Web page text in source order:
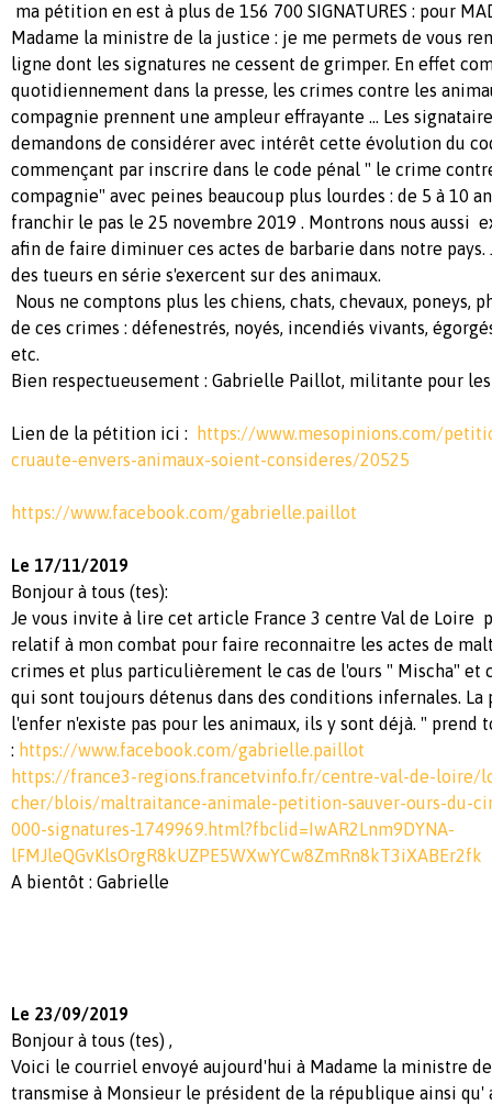
ma pétition en est à plus de 156 700 SIGNATURES : pour
Madame la ministre de la justice : je me permets de vous
ligne dont les signatures ne cessent de grimper. En effet
quotidiennement dans la presse, les crimes contre les
compagnie prennent une ampleur effrayante ... Les
demandons de considérer avec intérêt cette évolution du
commençant par inscrire dans le code pénal " le crime
compagnie" avec peines beaucoup plus lourdes : de 5 à 10
franchir le pas le 25 novembre 2019 . Montrons nous aussi
afin de faire diminuer ces actes de barbarie dans notre pays.
des tueurs en série s'exercent sur des animaux.
Nous ne comptons plus les chiens, chats, chevaux, poneys,
de ces crimes : défenestrés, noyés, incendiés vivants,
etc.
Bien respectueusement : Gabrielle Paillot, militante pour
Lien de la pétition ici :
https://www.mesopinions.com/
cruaute-envers-animaux-soient-consideres/20525
https://www.facebook.com/gabrielle.paillot
Le 17/11/2019
Bonjour à tous (tes):
Je vous invite à lire cet article France 3 centre Val de Loire
relatif à mon combat pour faire reconnaitre les actes de
crimes et plus particulièrement le cas de l'ours " Mischa" et
qui sont toujours détenus dans des conditions infernales. La
l'enfer n'existe pas pour les animaux, ils y sont déjà. " prend
: https://www.facebook.com/gabrielle.paillot
https://france3-regions.francetvinfo.fr/centre-val-de-loire/
cher/blois/maltraitance-animale-petition-sauver-ours-du-
000-signatures-1749969.html?fbclid=IwAR2Lnm9DYNA-
lFMJleQGvKlsOrgR8kUZPE5WXwYCw8ZmRn8kT3iXABEr2fk
A bientôt : Gabrielle
Le 23/09/2019
Bonjour à tous (tes) ,
Voici le courriel envoyé aujourd'hui à Madame la ministre
transmise à Monsieur le président de la république ainsi qu'